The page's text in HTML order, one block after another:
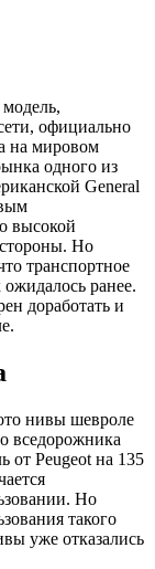
официально
на мировом
одного из
General
высокой
Но
транспортное
ранее.
доработать и
нивы шевроле
вседорожника
от Peugeot на 135
Но
такого
уже отказались